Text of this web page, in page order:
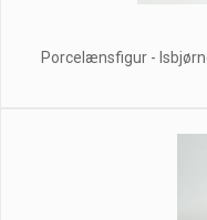
Porcelænsfigur -